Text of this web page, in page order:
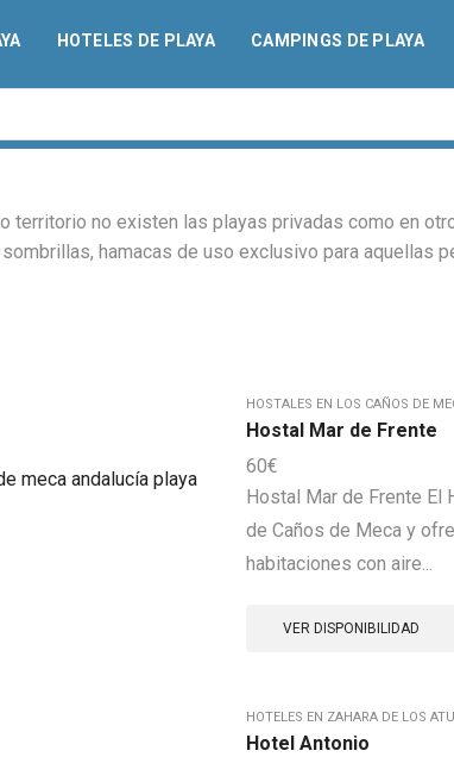
HOTELES DE PLAYA CAMPINGS DE PLAYA
territorio no existen las playas privadas como en
hamacas de uso exclusivo para aquellas
HOSTALES EN LOS CAÑOS DE
Hostal Mar de Frente
60€
Hostal Mar de Frente El
de Caños de Meca y
habitaciones con aire...
VER DISPONIBILIDAD
HOTELES EN ZAHARA DE LOS
Hotel Antonio